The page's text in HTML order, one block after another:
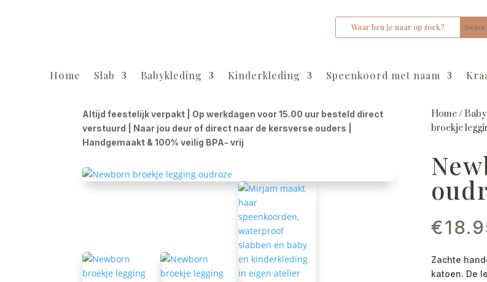
Home Slab Babykleding Kinderkleding Speenkoord met naam
Altijd feestelijk verpakt | Op werkdagen voor 15.00 uur besteld direct
verstuurd | Naar jou deur of direct naar de kersverse ouders |
Handgemaakt & 100% veilig BPA- vrij
Home/
broekje
€
Zachte
katoen. De